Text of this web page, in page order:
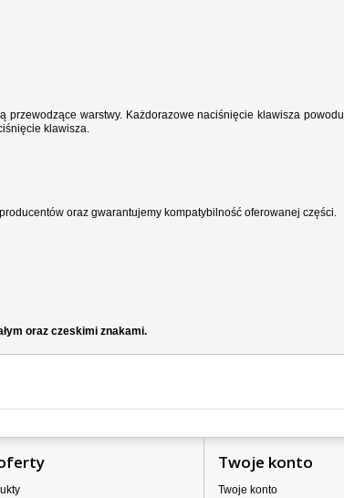
przewodzące warstwy. Każdorazowe naciśnięcie klawisza
klawisza.
oraz gwarantujemy kompatybilność oferowanej części.
oraz czeskimi znakami.
Twoje konto
Twoje konto